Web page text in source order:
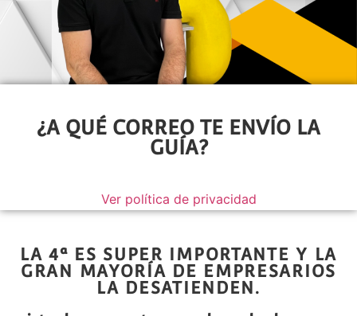
¿A QUÉ CORREO TE ENVÍO LA
GUÍA?
Ver política de privacidad
LA 4ª ES SUPER IMPORTANTE Y LA
GRAN MAYORÍA DE EMPRESARIOS
LA DESATIENDEN.